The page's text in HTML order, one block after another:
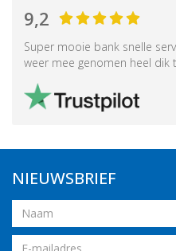
9,2
Super mooie bank snelle
weer mee genomen heel dik
NIEUWSBRIEF
Naam
Email